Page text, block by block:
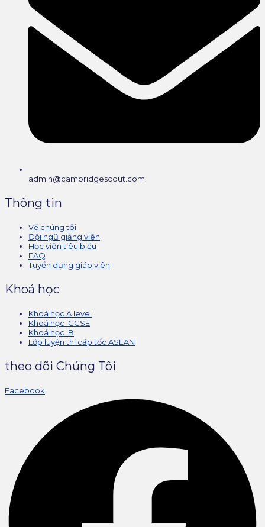
admin@cambridgescout.com
Thông tin
Về chúng tôi
Đội ngũ giảng viên
Học viên tiêu biểu
FAQ
Tuyển dụng giáo viên
Khoá học
Khoá học A level
Khoá học IGCSE
Khoá học IB
Lớp luyện thi cấp tốc ASEAN
theo dõi Chúng Tôi
Facebook